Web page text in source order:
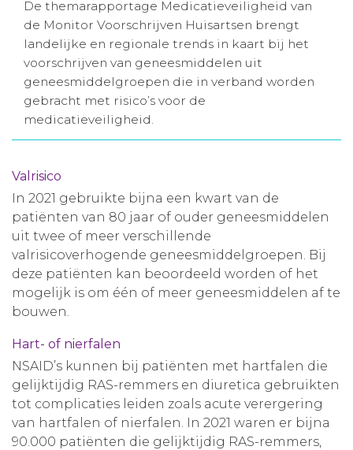
Winkelwagentje
Aanmelden nieuwsbrief
Inloggen
De themarapportage Medicatieveiligheid van
de Monitor Voorschrijven Huisartsen brengt
landelijke en regionale trends in kaart bij het
voorschrijven van geneesmiddelen uit
geneesmiddelgroepen die in verband worden
gebracht met risico’s voor de
medicatieveiligheid.
Valrisico
In 2021 gebruikte bijna een kwart van de
patiënten van 80 jaar of ouder geneesmiddelen
uit twee of meer verschillende
valrisicoverhogende geneesmiddelgroepen. Bij
deze patiënten kan beoordeeld worden of het
mogelijk is om één of meer geneesmiddelen af te
bouwen.
Hart- of nierfalen
NSAID’s kunnen bij patiënten met hartfalen die
gelijktijdig RAS-remmers en diuretica gebruikten
tot complicaties leiden zoals acute verergering
van hartfalen of nierfalen. In 2021 waren er bijna
90.000 patiënten die gelijktijdig RAS-remmers,